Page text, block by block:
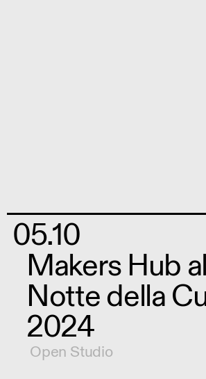
05.10
Makers Hub
Notte della
2024
Open Studio